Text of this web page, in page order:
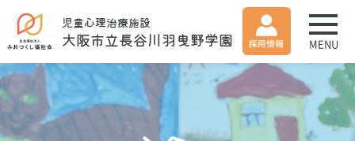
児童心理治療施設
大阪市立長谷川羽曳野学園 MENU